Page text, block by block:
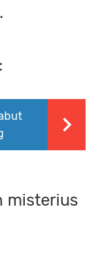
misterius